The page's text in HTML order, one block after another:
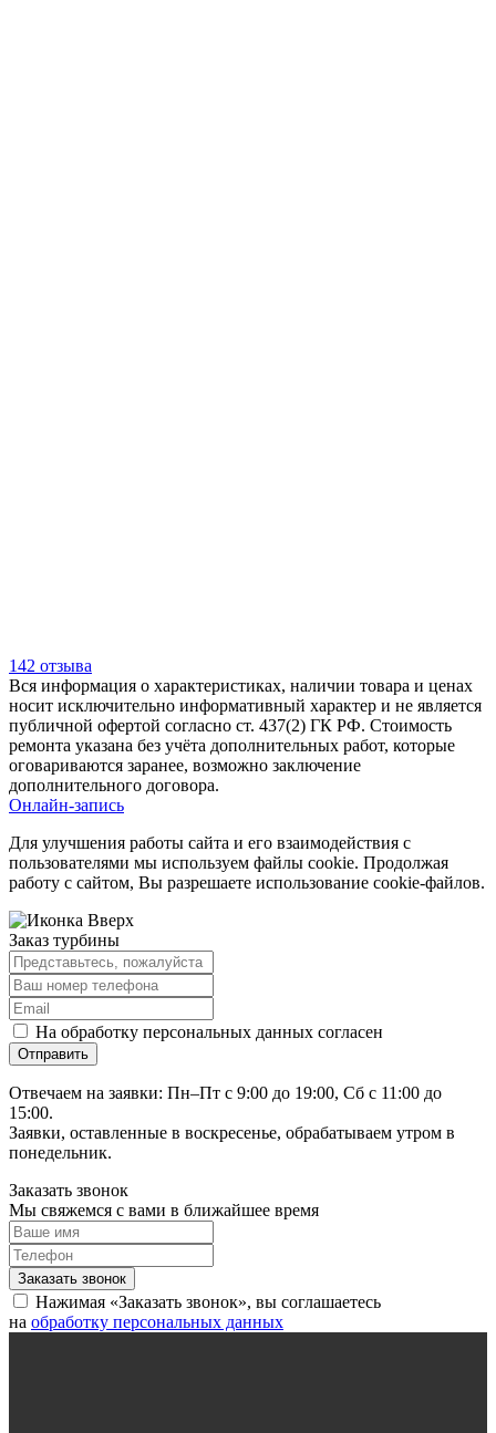
142 отзыва
Вся информация о характеристиках, наличии товара и ценах
носит исключительно информативный характер и не является
публичной офертой согласно ст. 437(2) ГК РФ. Стоимость
ремонта указана без учёта дополнительных работ, которые
оговариваются заранее, возможно заключение
дополнительного договора.
Онлайн-запись
Для улучшения работы сайта и его взаимодействия с
пользователями мы используем файлы cookie. Продолжая
работу с сайтом, Вы разрешаете использование cookie-файлов.
Заказ турбины
На обработку персональных данных согласен
Отвечаем на заявки: Пн–Пт с 9:00 до 19:00, Сб с 11:00 до
15:00.
Заявки, оставленные в воскресенье, обрабатываем утром в
понедельник.
Заказать звонок
Мы свяжемся с вами в ближайшее время
Нажимая «Заказать звонок», вы соглашаетесь
на обработку персональных данных